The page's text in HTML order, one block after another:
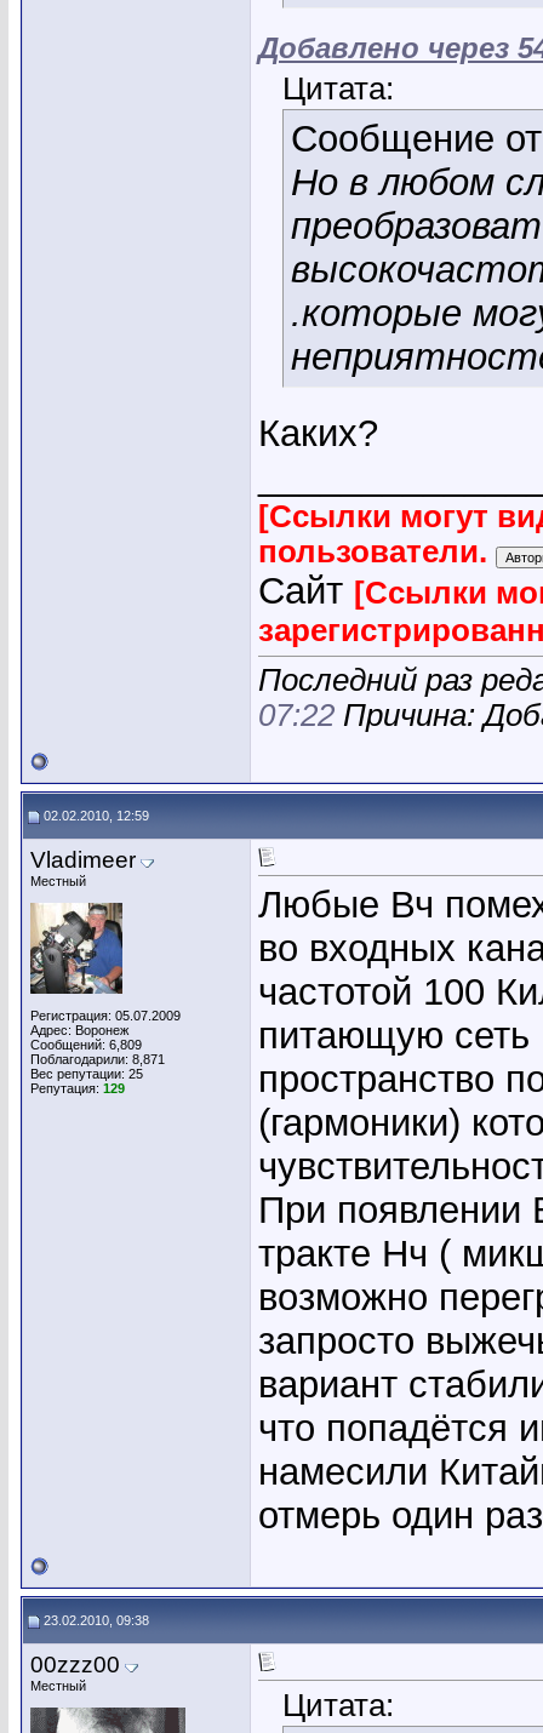
Добавлено через
Цитата:
Сообщение
Но в любом
.которые
Каких?
[Ссылки могут
пользователи.
Сайт [Ссылки
Последний раз
07:22 Причина:
02.02.2010, 12:59
Vladimeer
Местный
Регистрация: 05.07.2009
Адрес: Воронеж
Сообщений: 6,809
Поблагодарили: 8,871
Вес репутации: 25
Репутация: 129
Любые Вч
во входных
частотой 100
питающую сеть
пространство
(гармоники)
При появлении
тракте Нч (
возможно
запросто
вариант
что попадётся
намесили
отмерь один
23.02.2010, 09:38
00zzz00
Местный
Цитата: